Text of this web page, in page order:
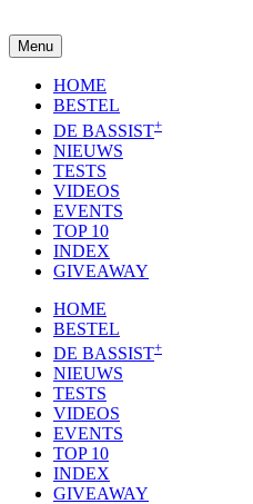
Menu
HOME
BESTEL
DE BASSIST+
NIEUWS
TESTS
VIDEOS
EVENTS
TOP 10
INDEX
GIVEAWAY
HOME
BESTEL
DE BASSIST+
NIEUWS
TESTS
VIDEOS
EVENTS
TOP 10
INDEX
GIVEAWAY